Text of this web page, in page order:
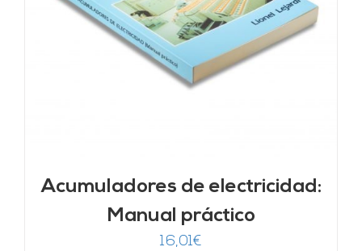
Acumuladores de electricidad:
Manual práctico
16,01€